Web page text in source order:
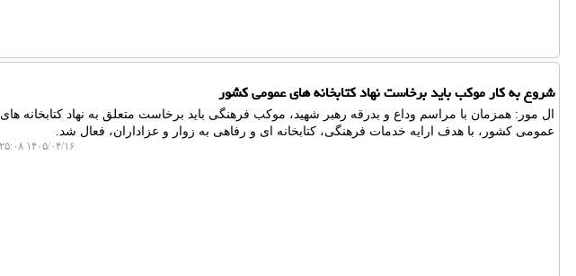
شروع به کار موکب باید برخاست نهاد کتابخانه های عمومی کشور
ال مور: همزمان با مراسم وداع و بدرقه رهبر شهید، موکب فرهنگی باید برخاست متعلق به نهاد کتابخانه های
عمومی کشور، با هدف ارایه خدمات فرهنگی، کتابخانه ای و رفاهی به زوار و عزاداران، فعال شد.
۱۴۰۵/۰۴/۱۶ ۱۳:۲۵:۰۸